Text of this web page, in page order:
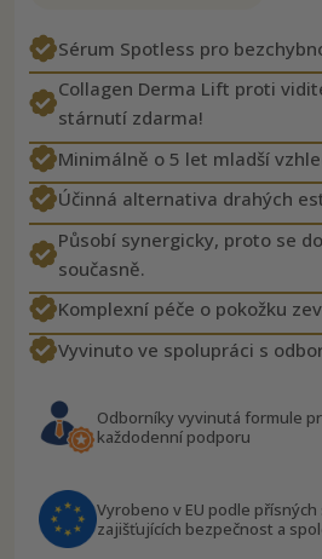
Sérum Spotless pro
Collagen Derma Lift proti
stárnutí zdarma!
Minimálně o 5 let mladší
Účinná alternativa drahých
Působí synergicky, proto se
současně.
Komplexní péče o pokožku
Vyvinuto ve spolupráci s
Odborníky vyvinutá formule
každodenní podporu
Vyrobeno v EU podle
zajišťujících bezpečnost a